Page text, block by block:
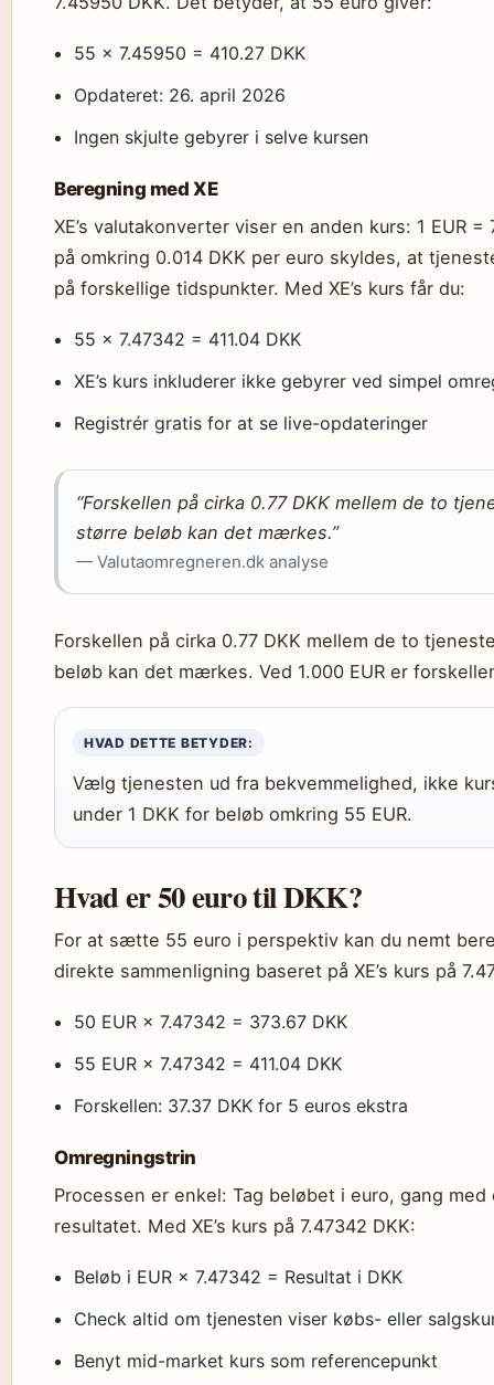
55 × 7.45950 = 410.27 DKK
Opdateret: 26. april 2026
Ingen skjulte gebyrer i selve kursen
Beregning med XE
XE’s valutakonverter viser en anden kurs: 1 EUR
på omkring 0.014 DKK per euro skyldes, at
på forskellige tidspunkter. Med XE’s kurs får du:
55 × 7.47342 = 411.04 DKK
XE’s kurs inkluderer ikke gebyrer ved simpel
Registrér gratis for at se live-opdateringer
“Forskellen på cirka 0.77 DKK mellem de to
større beløb kan det mærkes.”
— Valutaomregneren.dk analyse
Forskellen på cirka 0.77 DKK mellem de to
beløb kan det mærkes. Ved 1.000 EUR er
HVAD DETTE BETYDER:
Vælg tjenesten ud fra bekvemmelighed, ikke
under 1 DKK for beløb omkring 55 EUR.
Hvad er 50 euro til DKK?
For at sætte 55 euro i perspektiv kan du nemt
direkte sammenligning baseret på XE’s kurs på
50 EUR × 7.47342 = 373.67 DKK
55 EUR × 7.47342 = 411.04 DKK
Forskellen: 37.37 DKK for 5 euros ekstra
Omregningstrin
Processen er enkel: Tag beløbet i euro, gang
resultatet. Med XE’s kurs på 7.47342 DKK:
Beløb i EUR × 7.47342 = Resultat i DKK
Check altid om tjenesten viser købs- eller
Benyt mid-market kurs som referencepunkt